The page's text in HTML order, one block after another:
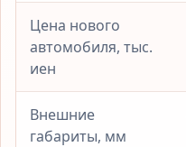
Цена нового
автомобиля, тыс.
иен
Внешние
габариты, мм